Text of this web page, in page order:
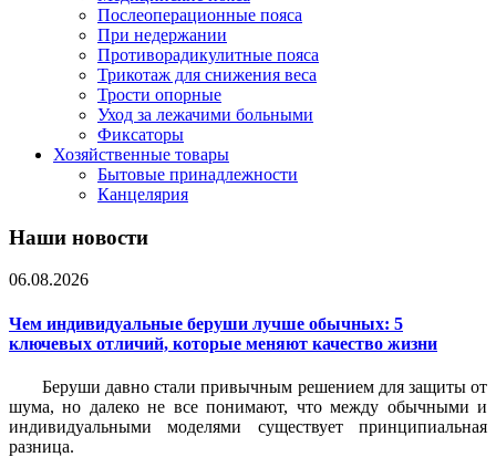
Послеоперационные пояса
При недержании
Противорадикулитные пояса
Трикотаж для снижения веса
Трости опорные
Уход за лежачими больными
Фиксаторы
Хозяйственные товары
Бытовые принадлежности
Канцелярия
Наши новости
06.08.2026
Чем индивидуальные беруши лучше обычных: 5
ключевых отличий, которые меняют качество жизни
Беруши давно стали привычным решением для защиты от
шума, но далеко не все понимают, что между обычными и
индивидуальными моделями существует принципиальная
разница.